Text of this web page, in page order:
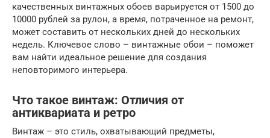
качественных винтажных обоев варьируется от 1500 до
10000 рублей за рулон, а время, потраченное на ремонт,
может составить от нескольких дней до нескольких
недель. Ключевое слово – винтажные обои – поможет
вам найти идеальное решение для создания
неповторимого интерьера.
Что такое винтаж: Отличия от
антиквариата и ретро
Винтаж – это стиль, охватывающий предметы,